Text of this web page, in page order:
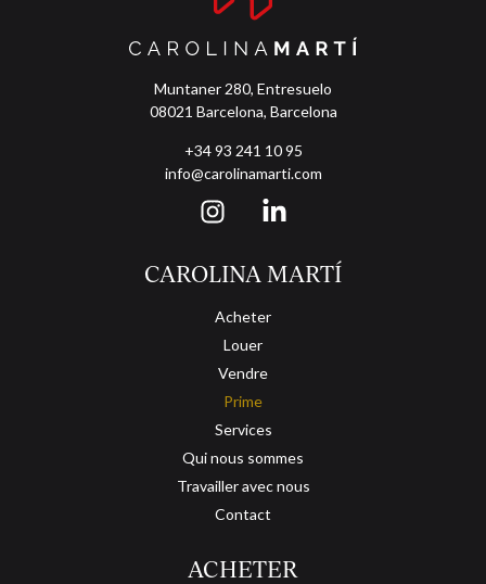
Muntaner 280, Entresuelo
08021 Barcelona, Barcelona
+34 93 241 10 95
info@carolinamarti.com
CAROLINA MARTÍ
Acheter
Louer
Vendre
Prime
Services
Qui nous sommes
Travailler avec nous
Contact
ACHETER